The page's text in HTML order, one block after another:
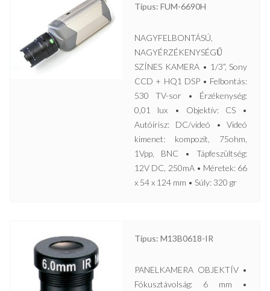
Típus: FUM-6690H
NAGYFELBONTÁSÚ,
NAGYÉRZÉKENYSÉGŰ
SZÍNES KAMERA • 1/3”, Sony
CCD + HQ1 DSP • Felbontás:
530 TV-sor • Érzékenység:
0,01 lux • Objektív: CS •
Autóírisz: DC/videó • Videó
kimenet: kompozit, 75ohm,
1Vpp, BNC • Tápfeszültség:
12V DC, 250mA • Méretek: 66
x 54 x 124 mm • Súly: 320 gr
Típus: M13B0618-IR
PANELKAMERA OBJEKTÍV •
Fókusztávolság: 6 mm •